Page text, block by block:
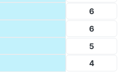
6
6
5
4